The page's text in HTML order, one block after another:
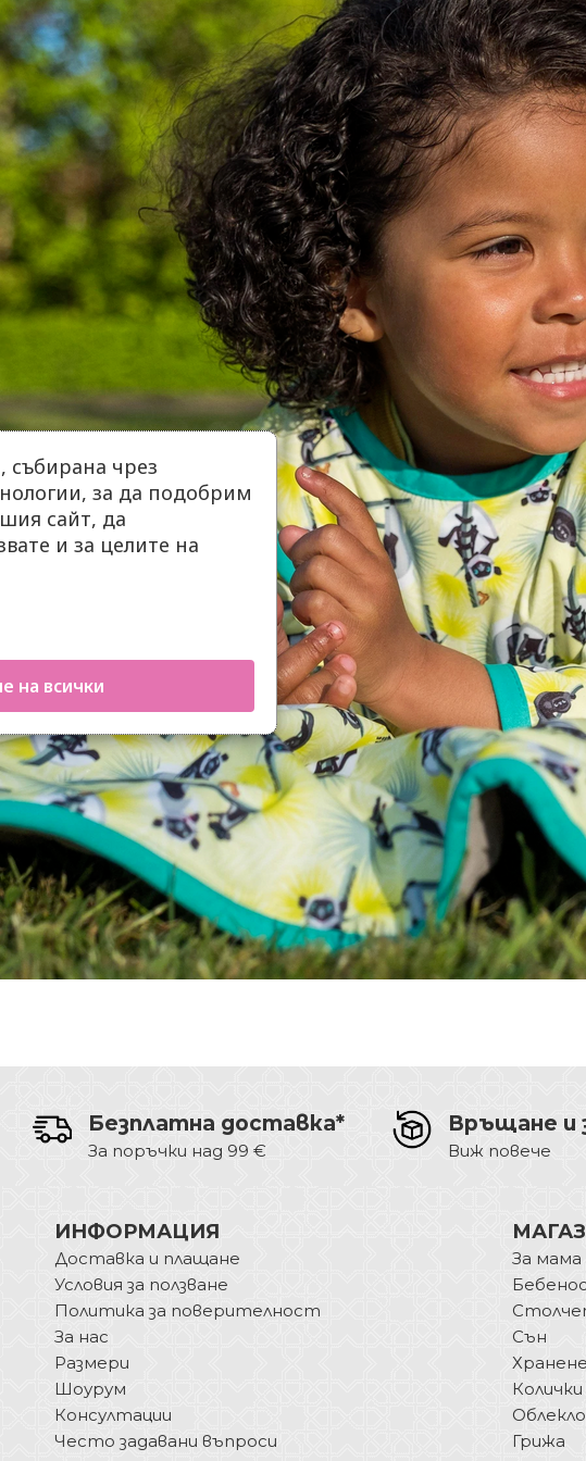
Безплатна доставка*
За поръчки над 99 €
Връщане и
Виж повече
ИНФОРМАЦИЯ
Доставка и плащане
Условия за ползване
Политика за поверителност
За нас
Размери
Шоурум
Консултации
Често задавани въпроси
За мама
Сън
Хранене
Колички
Облекло
Грижа
чрез
за да подобрим
сайт, да
и за целите на
на всички